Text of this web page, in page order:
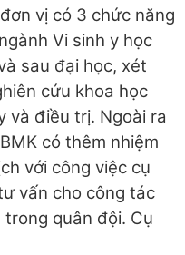
vị có 3 chức năng
Vi sinh y học
sau đại học, xét
cứu khoa học
và điều trị. Ngoài ra
có thêm nhiệm
với công việc cụ
vấn cho công tác
quân đội. Cụ